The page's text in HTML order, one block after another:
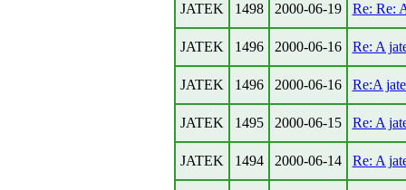
JATEK 1498 2000-06-19 Re: Re:
JATEK 1496 2000-06-16 Re: A
JATEK 1496 2000-06-16 Re:A
JATEK 1495 2000-06-15 Re: A
JATEK 1494 2000-06-14 Re: A